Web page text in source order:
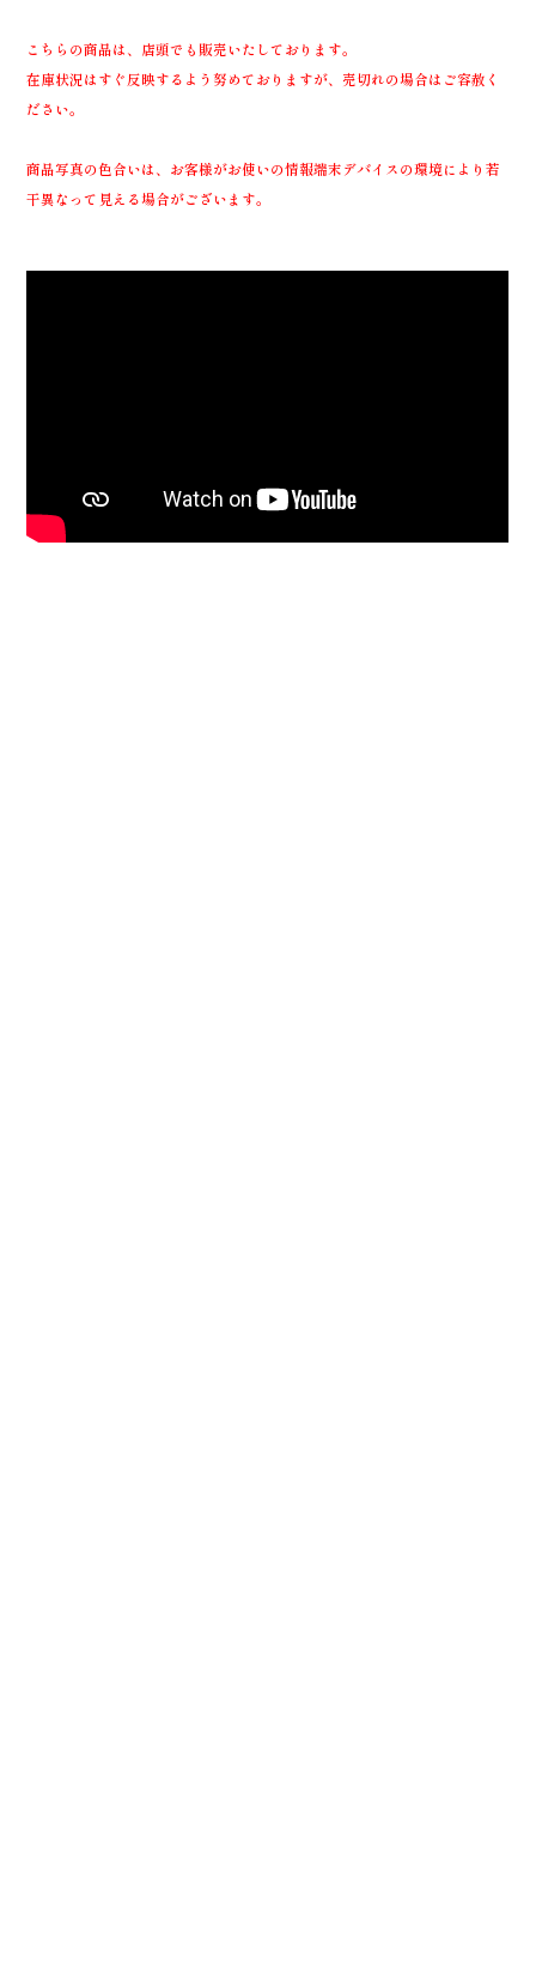
こちらの商品は、店頭でも販売いたしております。
在庫状況はすぐ反映するよう努めておりますが、売切れの場合はご容赦く
ださい。
商品写真の色合いは、お客様がお使いの情報端末デバイスの環境により若
干異なって見える場合がございます。